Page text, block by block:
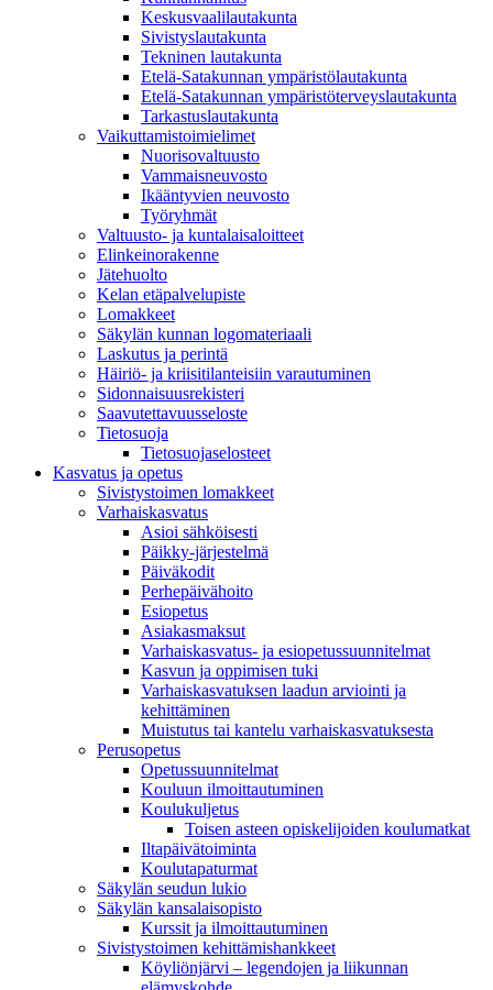
Keskusvaalilautakunta
Sivistyslautakunta
Tekninen lautakunta
Etelä-Satakunnan ympäristölautakunta
Etelä-Satakunnan ympäristöterveyslautakunta
Tarkastuslautakunta
Vaikuttamistoimielimet
Nuorisovaltuusto
Vammaisneuvosto
Ikääntyvien neuvosto
Työryhmät
Valtuusto- ja kuntalaisaloitteet
Elinkeinorakenne
Jätehuolto
Kelan etäpalvelupiste
Lomakkeet
Säkylän kunnan logomateriaali
Laskutus ja perintä
Häiriö- ja kriisitilanteisiin varautuminen
Sidonnaisuusrekisteri
Saavutettavuusseloste
Tietosuoja
Tietosuojaselosteet
Kasvatus ja opetus
Sivistystoimen lomakkeet
Varhaiskasvatus
Asioi sähköisesti
Päikky-järjestelmä
Päiväkodit
Perhepäivähoito
Esiopetus
Asiakasmaksut
Varhaiskasvatus- ja esiopetussuunnitelmat
Kasvun ja oppimisen tuki
Varhaiskasvatuksen laadun arviointi ja
kehittäminen
Muistutus tai kantelu varhaiskasvatuksesta
Perusopetus
Opetussuunnitelmat
Kouluun ilmoittautuminen
Koulukuljetus
Toisen asteen opiskelijoiden koulumatkat
Iltapäivätoiminta
Koulutapaturmat
Säkylän seudun lukio
Säkylän kansalaisopisto
Kurssit ja ilmoittautuminen
Sivistystoimen kehittämishankkeet
Köyliönjärvi – legendojen ja liikunnan